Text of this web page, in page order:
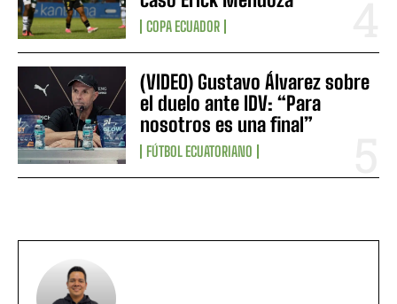
COPA ECUADOR
(VIDEO) Gustavo Álvarez sobre
el duelo ante IDV: “Para
nosotros es una final”
FÚTBOL ECUATORIANO